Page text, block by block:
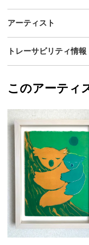
制作年
アクリ
カラー
ホワイ
ジャンル
動物
配送目安
二週
目的はあるのか、どこへ
破れた形からのイメージ
アーティスト
宮嶋結香
フォロ
トレーサビリティ情報
宮嶋結香
このアーティ